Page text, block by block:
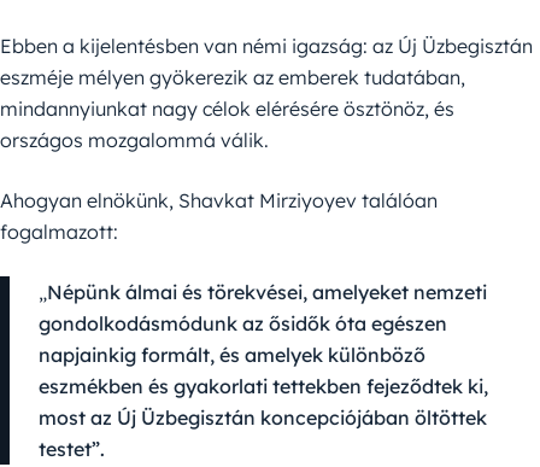
Ebben a kijelentésben van némi igazság: az Új Üzbegisztán
eszméje mélyen gyökerezik az emberek tudatában,
mindannyiunkat nagy célok elérésére ösztönöz, és
országos mozgalommá válik.
Ahogyan elnökünk, Shavkat Mirziyoyev találóan
fogalmazott:
„Népünk álmai és törekvései, amelyeket nemzeti
gondolkodásmódunk az ősidők óta egészen
napjainkig formált, és amelyek különböző
eszmékben és gyakorlati tettekben fejeződtek ki,
most az Új Üzbegisztán koncepciójában öltöttek
testet”.